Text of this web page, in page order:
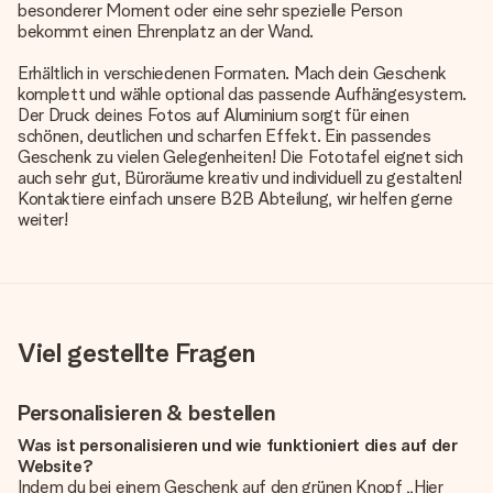
besonderer Moment oder eine sehr spezielle Person
bekommt einen Ehrenplatz an der Wand.
Erhältlich in verschiedenen Formaten. Mach dein Geschenk
komplett und wähle optional das passende Aufhängesystem.
Der Druck deines Fotos auf Aluminium sorgt für einen
schönen, deutlichen und scharfen Effekt. Ein passendes
Geschenk zu vielen Gelegenheiten! Die Fototafel eignet sich
auch sehr gut, Büroräume kreativ und individuell zu gestalten!
Kontaktiere einfach unsere B2B Abteilung, wir helfen gerne
weiter!
Viel gestellte Fragen
Personalisieren & bestellen
Was ist personalisieren und wie funktioniert dies auf der
Website?
Indem du bei einem Geschenk auf den grünen Knopf „Hier